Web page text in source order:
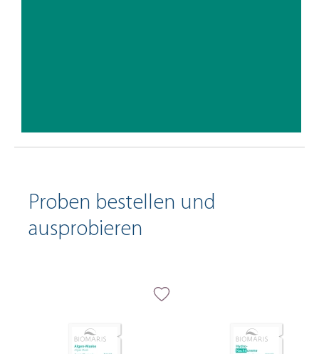
Proben bestellen und
ausprobieren